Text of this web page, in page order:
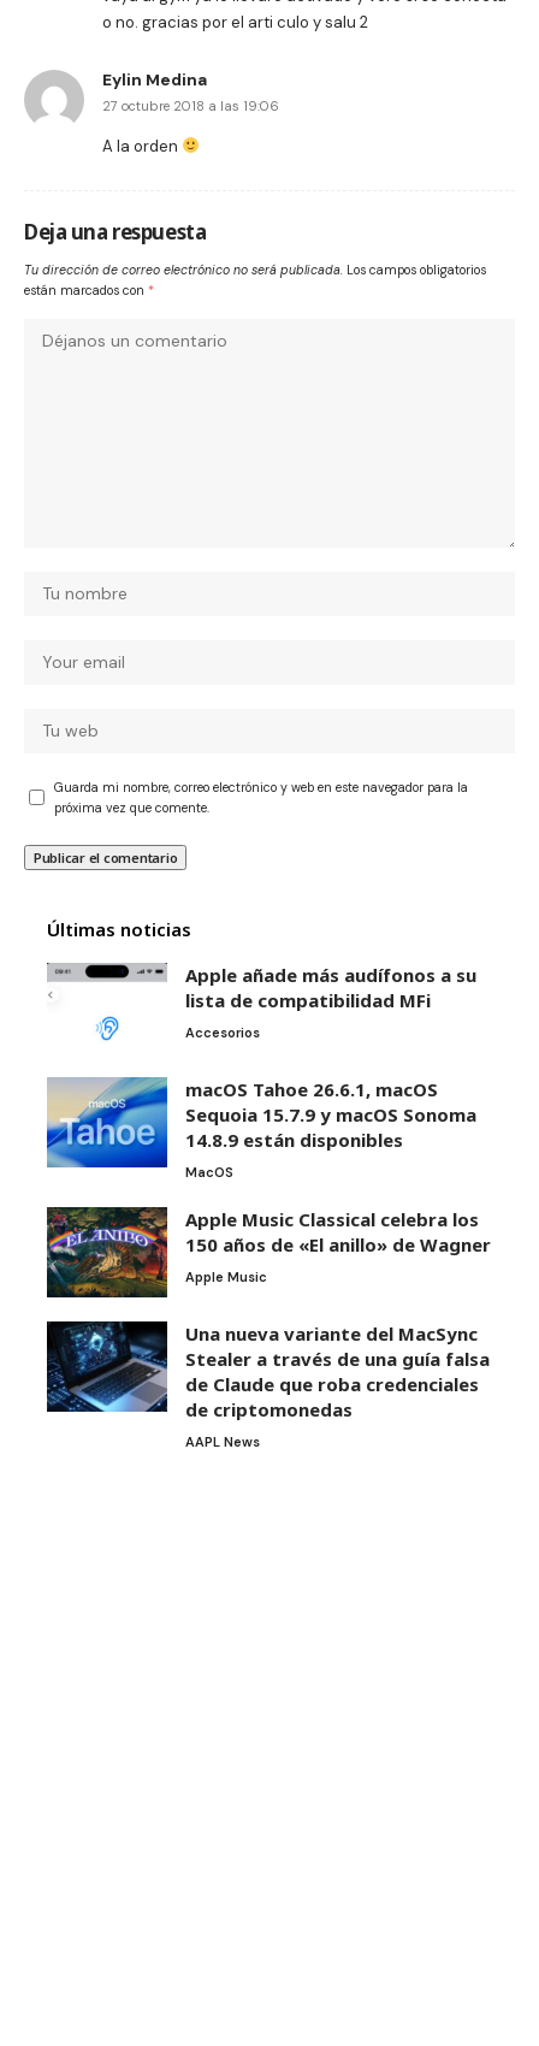
o no. gracias por el arti culo y salu 2
Eylin Medina
27 octubre 2018 a las 19:06
A la orden
Deja una respuesta
Tu dirección de correo electrónico no será publicada. Los campos obligatorios
están marcados con *
Guarda mi nombre, correo electrónico y web en este navegador para la
próxima vez que comente.
Últimas noticias
Apple añade más audífonos a su
lista de compatibilidad MFi
Accesorios
macOS Tahoe 26.6.1, macOS
Sequoia 15.7.9 y macOS Sonoma
14.8.9 están disponibles
MacOS
Apple Music Classical celebra los
150 años de «El anillo» de Wagner
Apple Music
Una nueva variante del MacSync
Stealer a través de una guía falsa
de Claude que roba credenciales
de criptomonedas
AAPL News